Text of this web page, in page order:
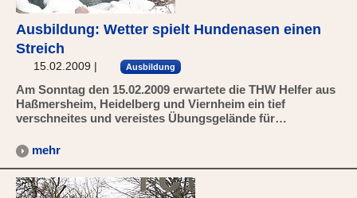
Ausbildung: Wetter spielt Hundenasen einen
Streich
15.02.2009 | Ausbildung
Am Sonntag den 15.02.2009 erwartete die THW Helfer aus
Haßmersheim, Heidelberg und Viernheim ein tief
verschneites und vereistes Übungsgelände für…
mehr